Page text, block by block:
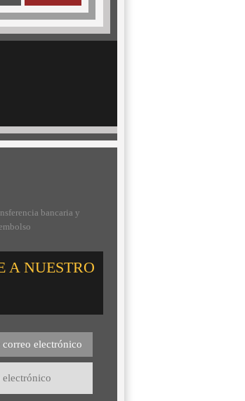
bancaria y
A NUESTRO
electrónico